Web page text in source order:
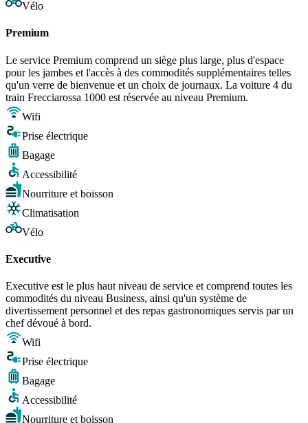
Vélo
Premium
Le service Premium comprend un siège plus large, plus d'espace
pour les jambes et l'accès à des commodités supplémentaires telles
qu'un verre de bienvenue et un choix de journaux. La voiture 4 du
train Frecciarossa 1000 est réservée au niveau Premium.
Wifi
Prise électrique
Bagage
Accessibilité
Nourriture et boisson
Climatisation
Vélo
Executive
Executive est le plus haut niveau de service et comprend toutes les
commodités du niveau Business, ainsi qu'un système de
divertissement personnel et des repas gastronomiques servis par un
chef dévoué à bord.
Wifi
Prise électrique
Bagage
Accessibilité
Nourriture et boisson